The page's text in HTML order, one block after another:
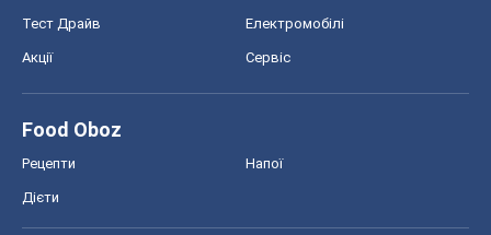
Тест Драйв Електромобілі
Акції Сервіс
Food Oboz
Рецепти Напої
Дієти